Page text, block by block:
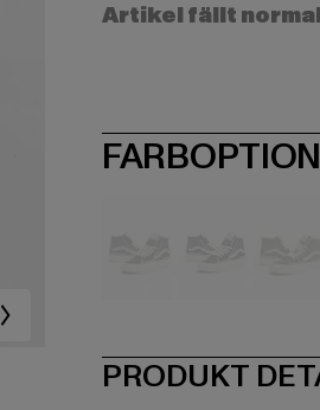
Artikel fällt
PRODUKT